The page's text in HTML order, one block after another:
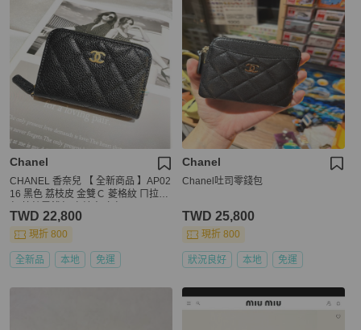
Chanel
CHANEL 香奈兒 【 全新商品 】AP02
16 黑色 荔枝皮 金雙Ｃ 菱格紋 ㄇ拉卡
TWD 22,800
現折 800
全新品 本地 免運
Chanel
Chanel吐司零錢包
TWD 25,800
現折 800
狀況良好 本地 免運